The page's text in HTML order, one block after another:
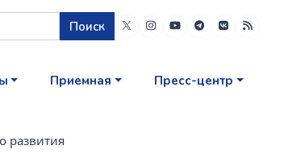
Поиск
Приемная Пресс-центр
развития